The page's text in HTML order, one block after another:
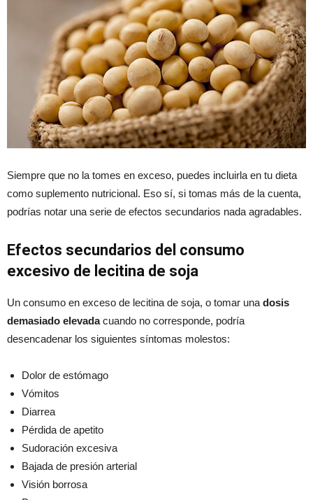
Siempre que no la tomes en exceso, puedes incluirla en tu dieta
como suplemento nutricional. Eso sí, si tomas más de la cuenta,
podrías notar una serie de efectos secundarios nada agradables.
Efectos secundarios del consumo
excesivo de lecitina de soja
Un consumo en exceso de lecitina de soja, o tomar una dosis
demasiado elevadacuando no corresponde, podría
desencadenar los siguientes síntomas molestos:
Dolor de estómago
Vómitos
Diarrea
Pérdida de apetito
Sudoración excesiva
Bajada de presión arterial
Visión borrosa